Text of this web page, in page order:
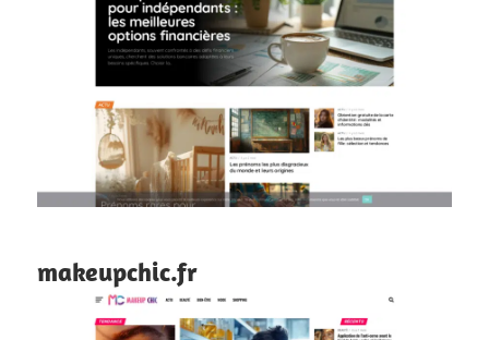
makeupchic.fr